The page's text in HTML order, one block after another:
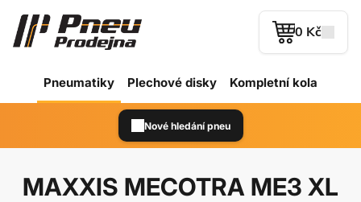
0 Kč
Pneumatiky Plechové disky Kompletní kola
Nové hledání pneu
MAXXIS MECOTRA ME3 XL